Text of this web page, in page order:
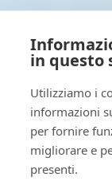
in questo
Utilizziamo i
informazioni
per fornire
migliorare e
presenti.
Seguici e